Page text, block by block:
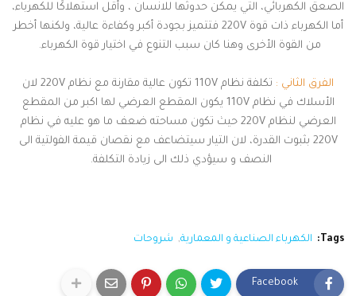
الصعق الكهربائي، التي يمكن حدوثها للانسان ، وأقل استهلاكًا للكهرباء،
أما الكهرباء ذات قوة 220V فتتميز بجودة أكبر وكفاءة عالية، ولكنها أخطر
من القوة الأخرى وهنا كان سبب التنوع في اختيار قوة الكهرباء.
الفرق الثاني :
تكلفة نظام 110V تكون عالية مقارنة مع نظام 220V لان
الأسلاك في نظام 110V يكون المقطع العرضي لها اكبر من المقطع
العرضي لنظام 220V حيث تكون مساحته ضعف ما هو عليه في نظام
220V بثبوت القدرة، لان التيار سيتضاعف مع نقصان قيمة الفولتية الى
النصف و سيؤدي ذلك الى زيادة التكلفة.
Tags: الكهرباء الصناعية و المعمارية شروحات
Facebook